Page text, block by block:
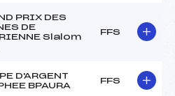
PRIX DES
DE
Slalom
FFS
D'ARGENT
BPAURA
FFS